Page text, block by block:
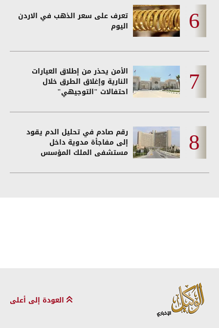
تعرف على سعر الذهب في الاردن
اليوم
الأمن يحذر من إطلاق العيارات
النارية وإغلاق الطرق خلال
احتفالات "التوجيهي"
رقم صادم في تحليل الدم يقود
إلى مفاجأة مدوية داخل
مستشفى الملك المؤسس
العودة إلى أعلى